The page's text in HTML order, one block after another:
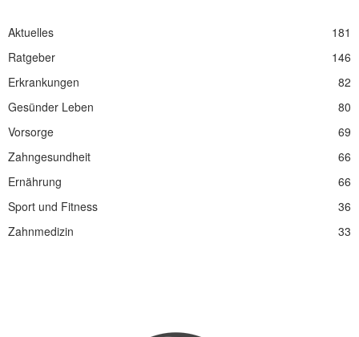
Aktuelles
181
Ratgeber
146
Erkrankungen
82
Gesünder Leben
80
Vorsorge
69
Zahngesundheit
66
Ernährung
66
Sport und Fitness
36
Zahnmedizin
33